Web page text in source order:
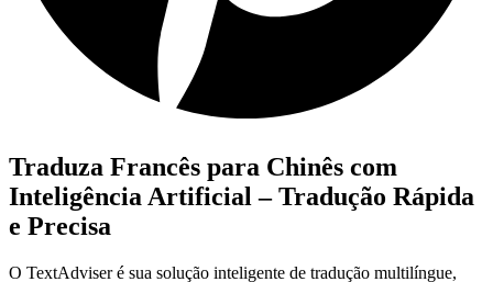
Traduza Francês para Chinês com
Inteligência Artificial – Tradução Rápida
e Precisa
O TextAdviser é sua solução inteligente de tradução multilíngue,